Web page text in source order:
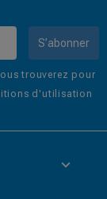
S’abonner
trouverez pour
d'utilisation